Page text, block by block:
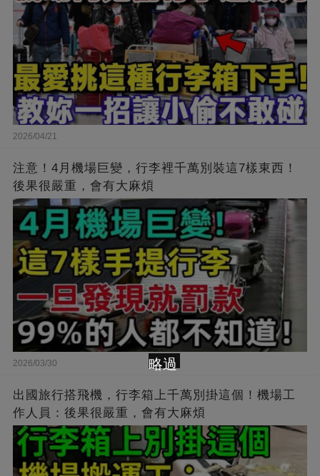
2026/04/21
注意！4月機場巨變，行李裡千萬別裝這7樣東西！
後果很嚴重，會有大麻煩
2026/03/30
出國旅行搭飛機，行李箱上千萬別掛這個！機場工
作人員：後果很嚴重，會有大麻煩
略過